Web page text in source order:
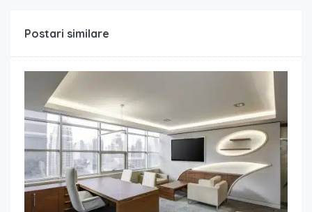
Postari similare